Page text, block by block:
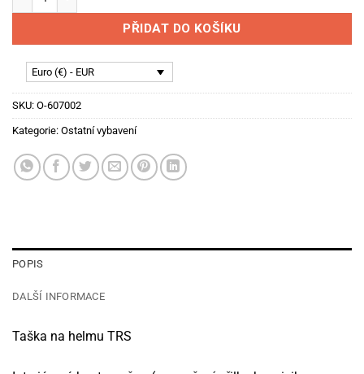
PŘIDAT DO KOŠÍKU
Euro (€) - EUR
SKU: O-607002
Kategorie: Ostatní vybavení
POPIS
DALŠÍ INFORMACE
Taška na helmu TRS